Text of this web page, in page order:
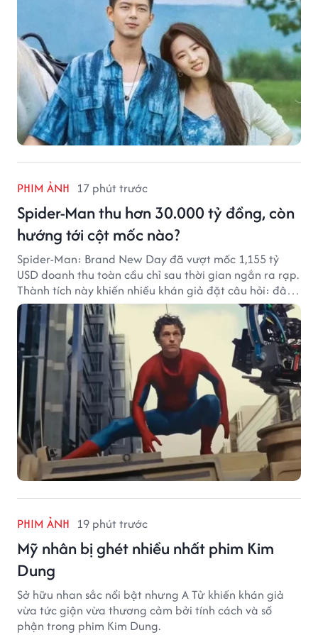
PHIM ẢNH 17 phút trước
Spider-Man thu hơn 30.000 tỷ đồng, còn
hướng tới cột mốc nào?
Spider-Man: Brand New Day đã vượt mốc 1,155 tỷ
USD doanh thu toàn cầu chỉ sau thời gian ngắn ra rạp.
Thành tích này khiến nhiều khán giả đặt câu hỏi: đâu
sẽ là cột mốc tiếp theo của Người Nhện?
PHIM ẢNH 19 phút trước
Mỹ nhân bị ghét nhiều nhất phim Kim
Dung
Sở hữu nhan sắc nổi bật nhưng A Tử khiến khán giả
vừa tức giận vừa thương cảm bởi tính cách và số
phận trong phim Kim Dung.